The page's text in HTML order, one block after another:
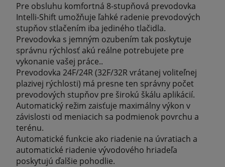
Pre obsluhu komfortná 8-stupňová prevodovka
Intelli-Shift umožňuje ľahké radenie prevodových
stupňov stlačením iba jediného tlačidla.
Prevodovka s jemným ozubením tak poskytuje
správnu rýchlosť akú reálne potrebujete pre
vykonanie vašej práce..
Prevodovka 24F/24R (32F/32R vrátanej voliteľnej
plazivej rýchlosti) má presne ten správny počet
prevodových stupňov pre širokú škálu aplikácií.
Automatický režim zaisťuje maximálny výkon v
závislosti od meniacich sa podmienok povrchu a
terénu.
Automatické funkcie ako riadenie na úvratiach a
automatické riadenie vývodového hriadeľa
poskytujú ďalšie pohodlie.